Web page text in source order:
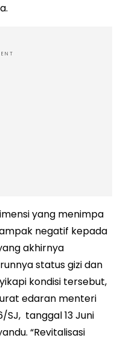
yang menimpa
negatif kepada
akhirnya
status gizi dan
kondisi tersebut,
edaran menteri
SJ, tanggal 13 Juni
“Revitalisasi